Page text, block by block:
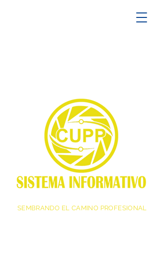
SEMBRANDO EL CAMINO PROFESIONAL